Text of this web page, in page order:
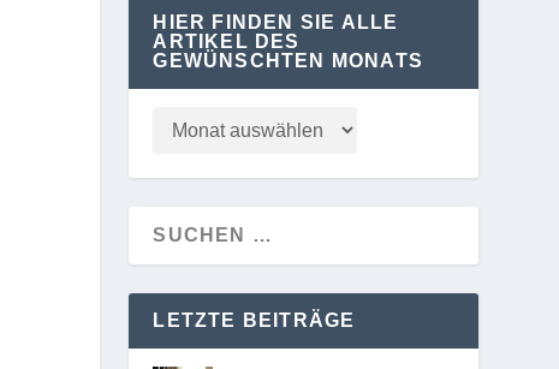
HIER FINDEN SIE ALLE
ARTIKEL DES
GEWÜNSCHTEN MONATS
LETZTE BEITRÄGE